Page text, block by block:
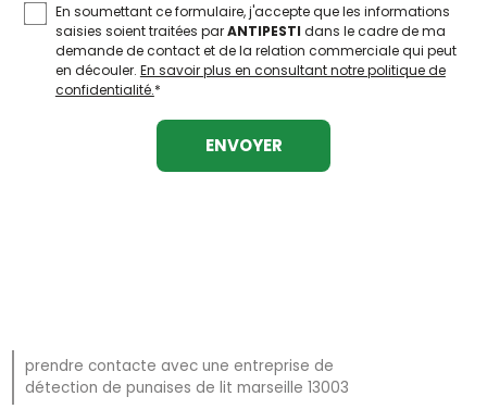
En soumettant ce formulaire, j'accepte que les informations
saisies soient traitées parANTIPESTI dans le cadre de ma
demande de contact et de la relation commerciale qui peut
en découler. En savoir plus en consultant notre politique de
confidentialité.*
prendre contacte avec une entreprise de
détection de punaises de lit marseille 13003